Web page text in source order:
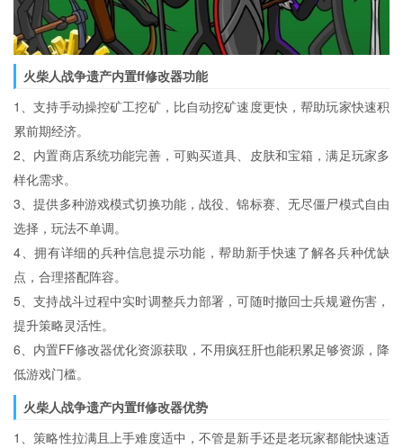
火柴人战争遗产内置ff修改器功能
1、支持手动操控矿工挖矿，比自动挖矿速度更快，帮助玩家快速积
累前期经济。
2、内置商店系统功能完善，可购买道具、皮肤和宝箱，满足玩家多
样化需求。
3、提供多种游戏模式切换功能，战役、锦标赛、无尽僵尸模式自由
选择，玩法不单调。
4、拥有详细的兵种信息提示功能，帮助新手快速了解各兵种优缺
点，合理搭配阵容。
5、支持战斗过程中实时调整兵力部署，可随时撤回士兵规避伤害，
提升策略灵活性。
6、内置FF修改器优化资源获取，不用疯狂肝也能积累足够资源，降
低游戏门槛。
火柴人战争遗产内置ff修改器优势
1、策略性拉满且上手难度适中，不管是新手还是老玩家都能快速适